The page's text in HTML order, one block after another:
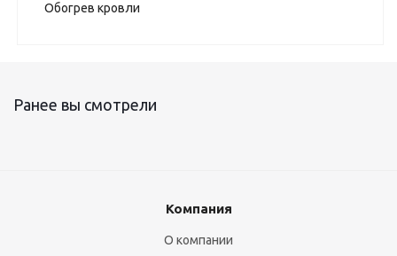
Обогрев кровли
Ранее вы смотрели
Компания
О компании